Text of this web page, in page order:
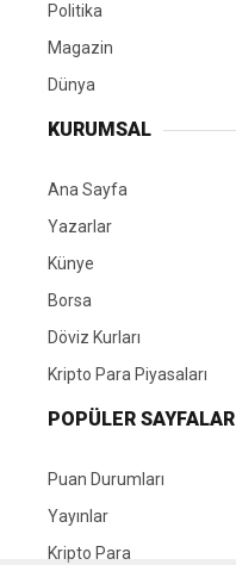
Politika
Magazin
Dünya
KURUMSAL
Ana Sayfa
Yazarlar
Künye
Borsa
Döviz Kurları
Kripto Para Piyasaları
POPÜLER SAYFALAR
Puan Durumları
Yayınlar
Kripto Para